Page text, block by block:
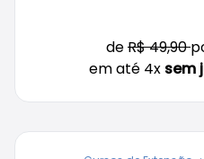
deR$ 49,90
em até 4x sem